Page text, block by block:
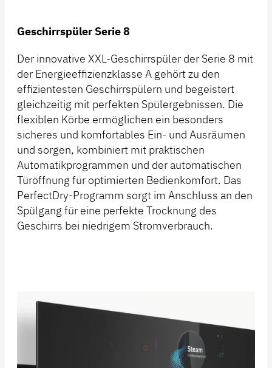
Geschirrspüler Serie 8
Der innovative XXL-Geschirrspüler der Serie 8 mit
der Energieeffizienzklasse A gehört zu den
effizientesten Geschirrspülern und begeistert
gleichzeitig mit perfekten Spülergebnissen. Die
flexiblen Körbe ermöglichen ein besonders
sicheres und komfortables Ein- und Ausräumen
und sorgen, kombiniert mit praktischen
Automatikprogrammen und der automatischen
Türöffnung für optimierten Bedienkomfort. Das
PerfectDry-Programm sorgt im Anschluss an den
Spülgang für eine perfekte Trocknung des
Geschirrs bei niedrigem Stromverbrauch.